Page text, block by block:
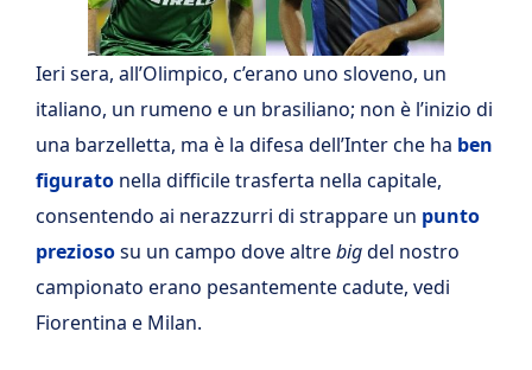
Ieri sera, all’Olimpico, c’erano uno sloveno, un
italiano, un rumeno e un brasiliano; non è l’inizio di
una barzelletta, ma è la difesa dell’Inter che ha ben
figurato nella difficile trasferta nella capitale,
consentendo ai nerazzurri di strappare un punto
preziososu un campo dove altrebigdel nostro
campionato erano pesantemente cadute, vedi
Fiorentina e Milan.